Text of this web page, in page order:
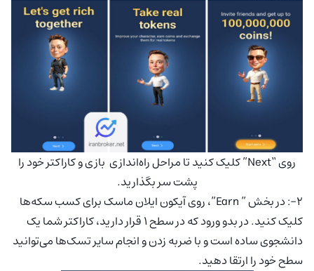
روی “Next” کلیک کنید تا مراحل راه‌اندازی بازی و کاراکتر خود را
پشت سر بگذارید.
۲-: در بخش ” Earn”، روی آیکون ایلان ماسک برای کسب سکه‌ها
کلیک کنید. در بدو ورود که در سطح ۱ قرار دارید، کاراکتر شما یک
دانشجوی ساده است و با ضربه زدن و انجام سایر تسک‌ها می‌توانید
سطح خود را ارتقا دهید.